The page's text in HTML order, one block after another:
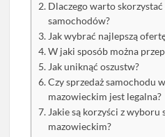
Dlaczego warto skorzystać
samochodów?
Jak wybrać najlepszą
W jaki sposób można
Jak uniknąć oszustw?
Czy sprzedaż samochodu
mazowieckim jest legalna?
Jakie są korzyści z
mazowieckim?